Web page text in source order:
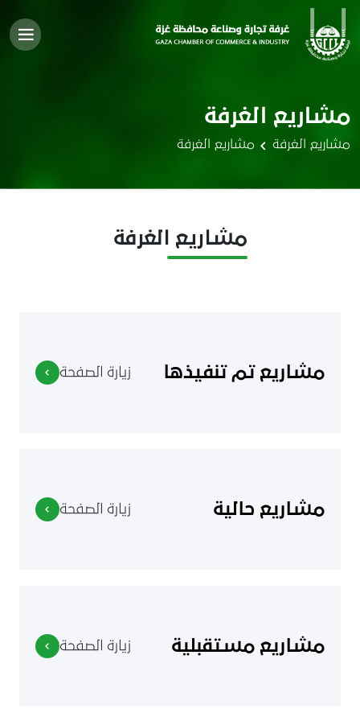
مشاريع الغرفة
مشاريع الغرفة مشاريع الغرفة
مشاريع الغرفة
مشاريع تم تنفيذها زيارة الصفحة
مشاريع حالية زيارة الصفحة
مشاريع مستقبلية زيارة الصفحة